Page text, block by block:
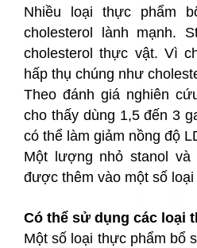
Nhiều loại thực phẩm
cholesterol lành mạnh.
cholesterol thực vật. Vì
hấp thụ chúng như
Theo đánh giá nghiên
cho thấy dùng 1,5 đến 3
có thể làm giảm nồng độ
Một lượng nhỏ stanol
được thêm vào một số
Có thể sử dụng các loại
Một số loại thực phẩm bổ